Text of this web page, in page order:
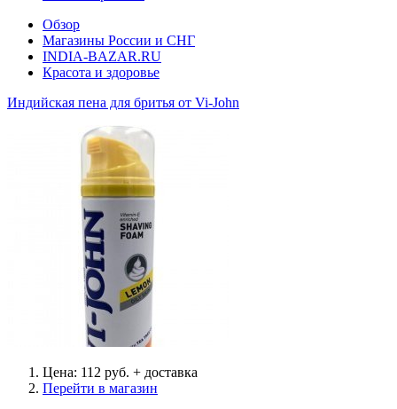
Обзор
Магазины России и СНГ
INDIA-BAZAR.RU
Красота и здоровье
Индийская пена для бритья от Vi-John
Цена: 112 руб. + доставка
Перейти в магазин